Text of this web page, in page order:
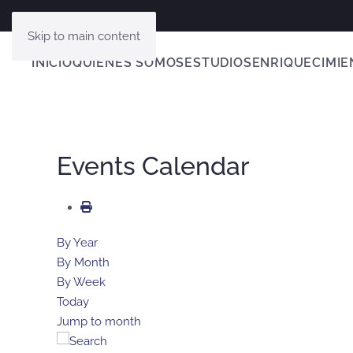
Skip to main content
INICIOQUIENES SOMOSESTUDIOS
Events Calendar
By Year
By Month
By Week
Today
Jump to month